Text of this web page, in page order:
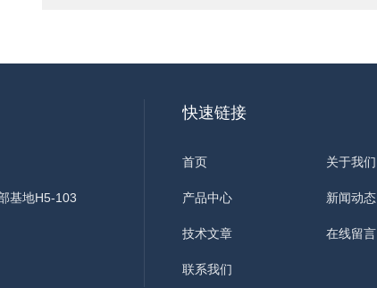
基地H5-103
快速链接
首页 关于我们
产品中心 新闻动态
技术文章 在线留言
联系我们